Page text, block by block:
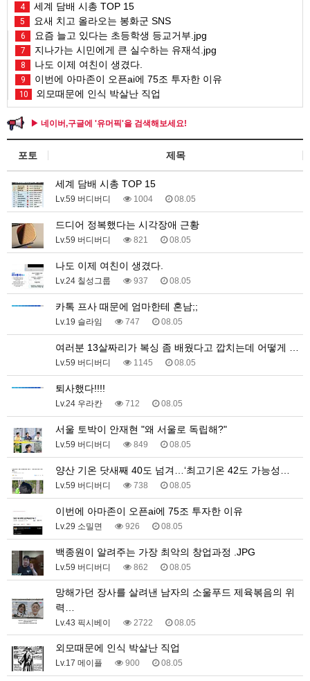
4 세계 담배 시총 TOP 15
5 요새 치고 올라오는 봉화군 SNS
6 요즘 늘고 있다는 초등학생 등교거부.jpg
7 지나가는 시민에게 큰 실수하는 유재석.jpg
8 나도 이제 여친이 생겼다.
9 이번에 아마존이 오픈ai에 75조 투자한 이유
10 외모때문에 인식 박살난 직업
▶ 네이버,구글에 '유머픽'을 검색해보세요!
포토 제목
세계 담배 시총 TOP 15
Lv.59 버디버디 1004 08.05
드디어 정복했다는 시각장애 근황
Lv.59 버디버디 821 08.05
나도 이제 여친이 생겼다.
Lv.24 칠성그룹 937 08.05
카톡 프사 때문에 엄마한테 혼남;;
Lv.19 슬라임 747 08.05
여러분 13살짜리가 복싱 좀 배웠다고 깝치는데 어떻게 …
Lv.59 버디버디 1145 08.05
퇴사했다!!!!
Lv.24 우라칸 712 08.05
서울 토박이 안재현 "왜 서울로 독립해?"
Lv.59 버디버디 849 08.05
양산 기온 닷새째 40도 넘겨…‘최고기온 42도 가능성…
Lv.59 버디버디 738 08.05
이번에 아마존이 오픈ai에 75조 투자한 이유
Lv.29 소밀면 926 08.05
백종원이 알려주는 가장 최악의 창업과정 .JPG
Lv.59 버디버디 862 08.05
망해가던 장사를 살려낸 남자의 소울푸드 제육볶음의 위
력…
Lv.43 픽시베이 2722 08.05
외모때문에 인식 박살난 직업
Lv.17 메이플 900 08.05